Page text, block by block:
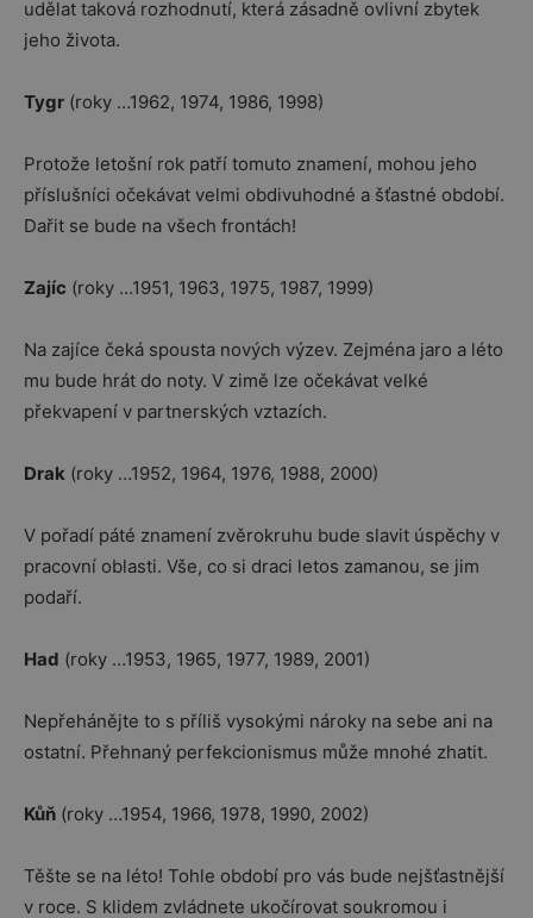
udělat taková rozhodnutí, která zásadně ovlivní zbytek
jeho života.
Tygr (roky …1962, 1974, 1986, 1998)
Protože letošní rok patří tomuto znamení, mohou jeho
příslušníci očekávat velmi obdivuhodné a šťastné období.
Dařit se bude na všech frontách!
Zajíc (roky …1951, 1963, 1975, 1987, 1999)
Na zajíce čeká spousta nových výzev. Zejména jaro a léto
mu bude hrát do noty. V zimě lze očekávat velké
překvapení v partnerských vztazích.
Drak (roky …1952, 1964, 1976, 1988, 2000)
V pořadí páté znamení zvěrokruhu bude slavit úspěchy v
pracovní oblasti. Vše, co si draci letos zamanou, se jim
podaří.
Had (roky …1953, 1965, 1977, 1989, 2001)
Nepřehánějte to s příliš vysokými nároky na sebe ani na
ostatní. Přehnaný perfekcionismus může mnohé zhatit.
Kůň (roky …1954, 1966, 1978, 1990, 2002)
Těšte se na léto! Tohle období pro vás bude nejšťastnější
v roce. S klidem zvládnete ukočírovat soukromou i